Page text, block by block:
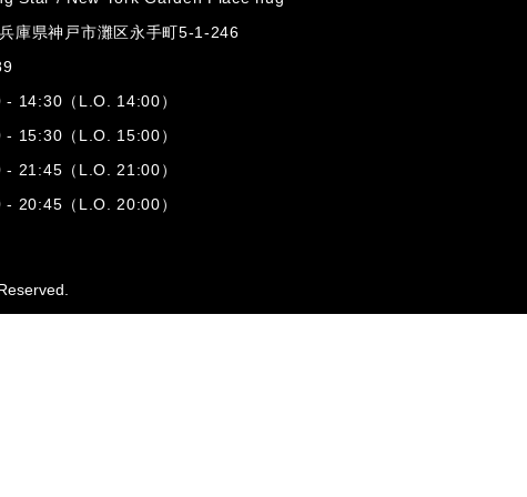
庫県神戸市灘区永手町5-1-246
（L.O. 14:00）
（L.O. 15:00）
- 21:45（L.O. 21:00）
（L.O. 20:00）